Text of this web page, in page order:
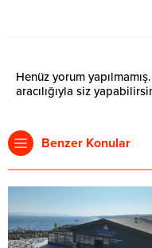
Henüz yorum
aracılığıyla siz
Benzer Konular